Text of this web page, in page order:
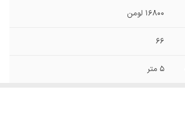
16800 لومن
66
5 متر